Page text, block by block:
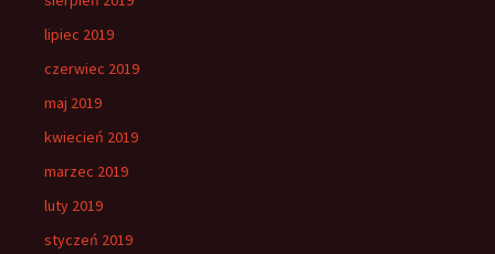
lipiec 2019
czerwiec 2019
maj 2019
kwiecień 2019
marzec 2019
luty 2019
styczeń 2019